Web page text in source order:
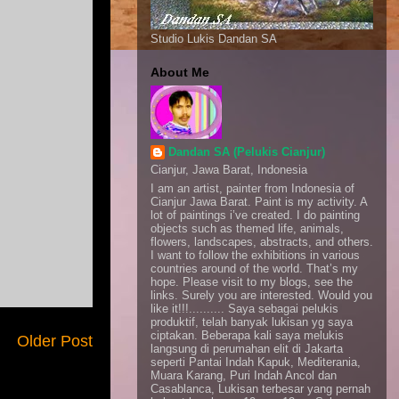
Older Post
Studio Lukis Dandan SA
About Me
Dandan SA (Pelukis Cianjur)
Cianjur, Jawa Barat, Indonesia
I am an artist, painter from Indonesia of
Cianjur Jawa Barat. Paint is my activity. A
lot of paintings i’ve created. I do painting
objects such as themed life, animals,
flowers, landscapes, abstracts, and others.
I want to follow the exhibitions in various
countries around of the world. That’s my
hope. Please visit to my blogs, see the
links. Surely you are interested. Would you
like it!!!.......... Saya sebagai pelukis
produktif, telah banyak lukisan yg saya
ciptakan. Beberapa kali saya melukis
langsung di perumahan elit di Jakarta
seperti Pantai Indah Kapuk, Mediterania,
Muara Karang, Puri Indah Ancol dan
Casablanca, Lukisan terbesar yang pernah